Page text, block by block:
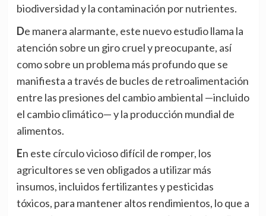
biodiversidad y la contaminación por nutrientes.
De manera alarmante, este nuevo estudio llama la
atención sobre un giro cruel y preocupante, así
como sobre un problema más profundo que se
manifiesta a través de bucles de retroalimentación
entre las presiones del cambio ambiental —incluido
el cambio climático— y la producción mundial de
alimentos.
En este círculo vicioso difícil de romper, los
agricultores se ven obligados a utilizar más
insumos, incluidos fertilizantes y pesticidas
tóxicos, para mantener altos rendimientos, lo que a